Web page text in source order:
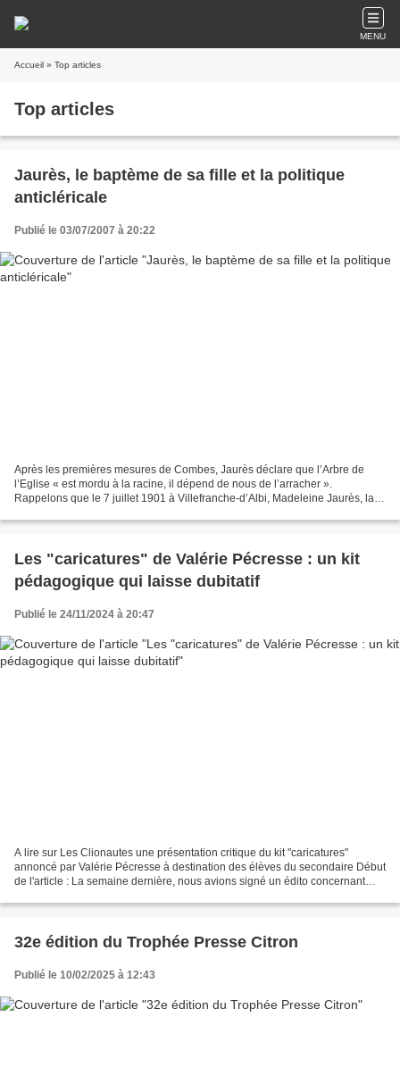
MENU
Accueil » Top articles
Top articles
Jaurès, le baptème de sa fille et la politique
anticléricale
Publié le 03/07/2007 à 20:22
Après les premières mesures de Combes, Jaurès déclare que l’Arbre de
l’Eglise « est mordu à la racine, il dépend de nous de l’arracher ».
Rappelons que le 7 juillet 1901 à Villefranche-d’Albi, Madeleine Jaurès, la
Les "caricatures" de Valérie Pécresse : un kit
pédagogique qui laisse dubitatif
Publié le 24/11/2024 à 20:47
A lire sur Les Clionautes une présentation critique du kit "caricatures"
annoncé par Valérie Pécresse à destination des élèves du secondaire Début
de l'article : La semaine dernière, nous avions signé un édito concernant
32e édition du Trophée Presse Citron
Publié le 10/02/2025 à 12:43